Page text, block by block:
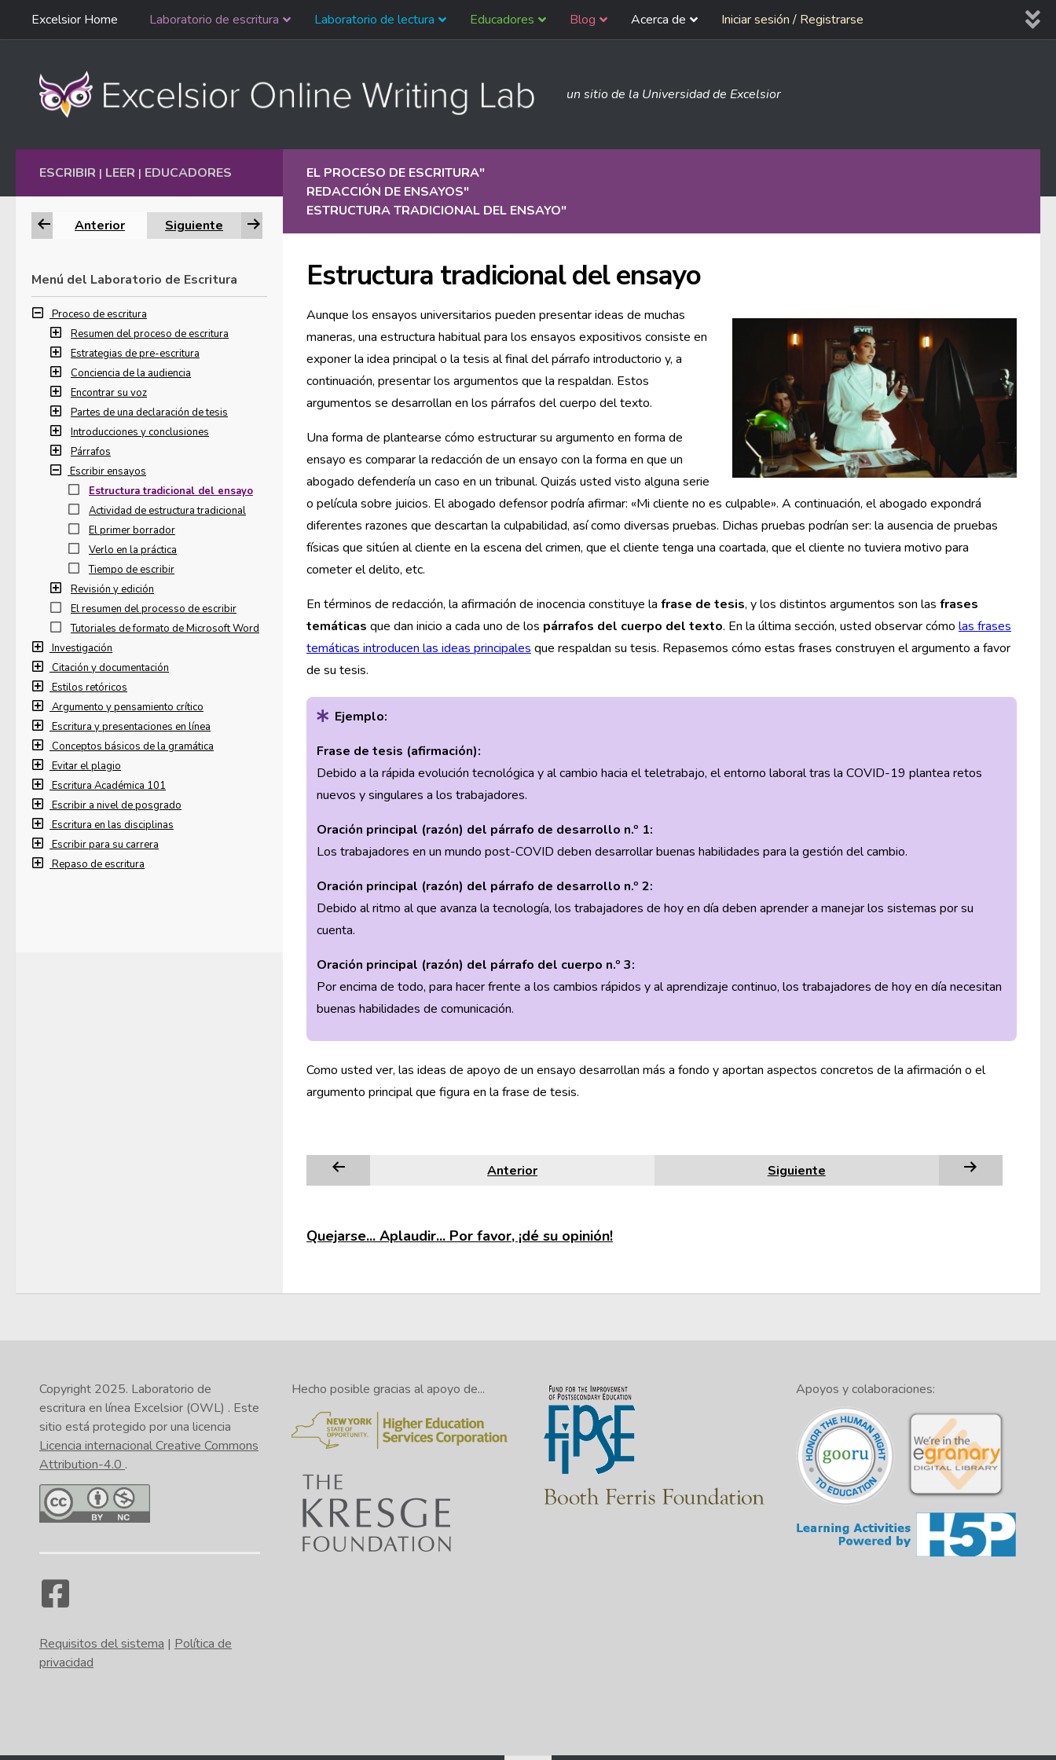
Ir al contenido
navegación
Excelsior Home Laboratorio de escritura Laboratorio de lectura Educadores Blog Acerca de Iniciar sesión / Registrarse
un sitio de la Universidad de Excelsior
EL PROCESO DE ESCRITURA"
REDACCIÓN DE ENSAYOS"
ESTRUCTURA TRADICIONAL DEL ENSAYO"
Estructura tradicional del ensayo
Aunque los ensayos universitarios pueden presentar ideas de muchas
maneras, una estructura habitual para los ensayos expositivos consiste en
exponer la idea principal o la tesis al final del párrafo introductorio y, a
continuación, presentar los argumentos que la respaldan. Estos
argumentos se desarrollan en los párrafos del cuerpo del texto.
Una forma de plantearse cómo estructurar su argumento en forma de
ensayo es comparar la redacción de un ensayo con la forma en que un
abogado defendería un caso en un tribunal. Quizás usted visto alguna serie
o película sobre juicios. El abogado defensor podría afirmar: «Mi cliente no es culpable». A continuación, el abogado expondrá
diferentes razones que descartan la culpabilidad, así como diversas pruebas. Dichas pruebas podrían ser: la ausencia de pruebas
físicas que sitúen al cliente en la escena del crimen, que el cliente tenga una coartada, que el cliente no tuviera motivo para
cometer el delito, etc.
En términos de redacción, la afirmación de inocencia constituye la frase de tesis, y los distintos argumentos son las frases
temáticas que dan inicio a cada uno de los párrafos del cuerpo del texto. En la última sección, usted observar cómo las frases
temáticas introducen las ideas principales que respaldan su tesis. Repasemos cómo estas frases construyen el argumento a favor
de su tesis.
Ejemplo:
Frase de tesis (afirmación):
Debido a la rápida evolución tecnológica y al cambio hacia el teletrabajo, el entorno laboral tras la COVID-19 plantea retos
nuevos y singulares a los trabajadores.
Oración principal (razón) del párrafo de desarrollo n.º 1:
Los trabajadores en un mundo post-COVID deben desarrollar buenas habilidades para la gestión del cambio.
Oración principal (razón) del párrafo de desarrollo n.º 2:
Debido al ritmo al que avanza la tecnología, los trabajadores de hoy en día deben aprender a manejar los sistemas por su
cuenta.
Oración principal (razón) del párrafo del cuerpo n.º 3:
Por encima de todo, para hacer frente a los cambios rápidos y al aprendizaje continuo, los trabajadores de hoy en día necesitan
buenas habilidades de comunicación.
Como usted ver, las ideas de apoyo de un ensayo desarrollan más a fondo y aportan aspectos concretos de la afirmación o el
argumento principal que figura en la frase de tesis.
Anterior Siguiente
Quejarse... Aplaudir... Por favor, ¡dé su opinión!
ESCRIBIR | LEER | EDUCADORES
Anterior Siguiente
Menú del Laboratorio de Escritura
Proceso de escritura
Resumen del proceso de escritura
Estrategias de pre-escritura
Conciencia de la audiencia
Encontrar su voz
Partes de una declaración de tesis
Introducciones y conclusiones
Párrafos
Escribir ensayos
Estructura tradicional del ensayo
Actividad de estructura tradicional
El primer borrador
Verlo en la práctica
Tiempo de escribir
Revisión y edición
El resumen del processo de escribir
Tutoriales de formato de Microsoft Word
Investigación
Citación y documentación
Estilos retóricos
Argumento y pensamiento crítico
Escritura y presentaciones en línea
Conceptos básicos de la gramática
Evitar el plagio
Escritura Académica 101
Escribir a nivel de posgrado
Escritura en las disciplinas
Escribir para su carrera
Repaso de escritura
Copyright 2025. Laboratorio de
escritura en línea Excelsior (OWL) . Este
sitio está protegido por una licencia
Licencia internacional Creative Commons
Attribution-4.0 .
Requisitos del sistema | Política de
privacidad
Hecho posible gracias al apoyo de... Apoyos y colaboraciones: